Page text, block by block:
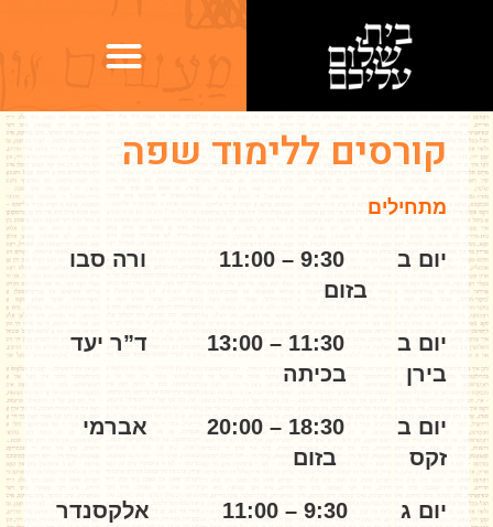
קורסים ללימוד שפה
מתחילים
יום ב 9:30 – 11:00 ורה סבו
בזום
יום ב 11:30 – 13:00 ד”ר יעד
בירן בכיתה
יום ב 18:30 – 20:00 אברמי
זקס בזום
יום ג 9:30 – 11:00 אלקסנדר